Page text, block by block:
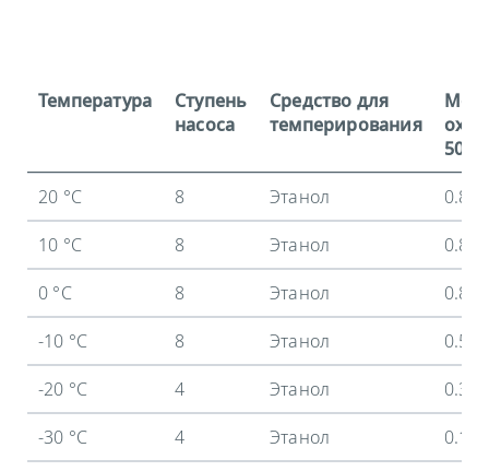
Температура
Ступень
насоса
Средство для
темперирования
50 Гц
20 °C
8 Этанол
0.8
10 °C
8 Этанол
0.8
0 °C
8 Этанол
0.8
-10 °C
8 Этанол
0.53
-20 °C
4 Этанол
0.34
-30 °C
4 Этанол
0.15